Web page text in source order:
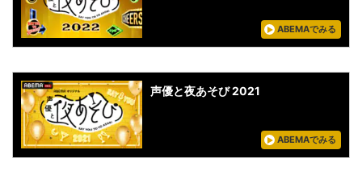
ABEMAでみる
声優と夜あそび 2021
ABEMAでみる